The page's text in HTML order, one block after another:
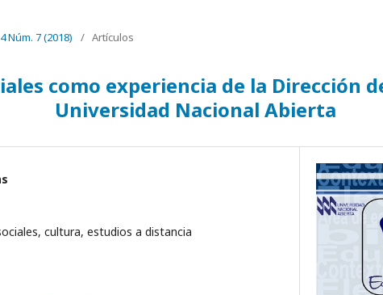
Núm. 7 (2018) / Artículos
como experiencia de la Dirección
Universidad Nacional Abierta
cultura, estudios a distancia